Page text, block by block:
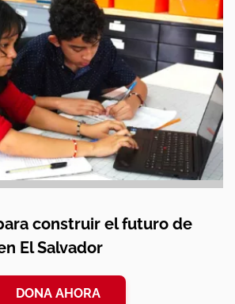
construir el futuro de
El Salvador
DONA AHORA